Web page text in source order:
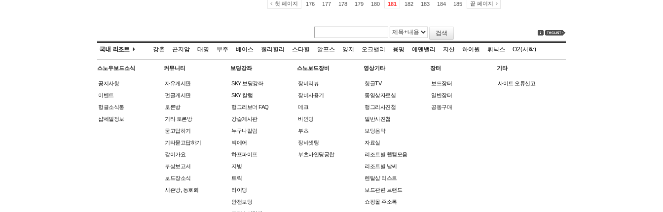
첫 페이지 176 177 178 179 180 181 182 183 184 185 끝 페이지
검색
강촌 곤지암 대명 무주 베어스 웰리힐리 스타힐 알프스 양지 오크밸리 용평 에덴밸리 지산 하이원 휘닉스 O2(서학)
스노우보드소식
공지사항
이벤트
헝글소식통
샵세일정보
커뮤니티
자유게시판
펀글게시판
토론방
기타 토론방
묻고답하기
기타묻고답하기
같이가요
부상보고서
보드장소식
시즌방, 동호회
보딩강좌
SKY 보딩강좌
SKY 칼럼
헝그리보더 FAQ
강습게시판
누구나칼럼
빅에어
하프파이프
지빙
트릭
라이딩
안전보딩
스노보드장비
장비리뷰
장비사용기
데크
바인딩
부츠
장비셋팅
부츠바인딩궁합
영상기타
헝글TV
동영상자료실
헝그리사진첩
일반사진첩
보딩음악
자료실
리조트별 웹캠모음
리조트별 날씨
렌탈샵 리스트
보드관련 브랜드
쇼핑몰 주소록
장터
보드장터
일반장터
공동구매
기타
사이트 오류신고